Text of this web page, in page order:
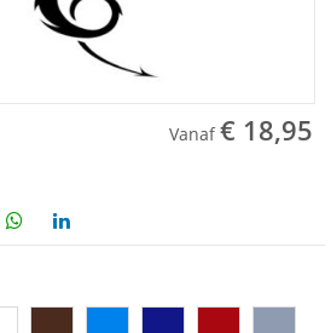
Vanaf € 18,95